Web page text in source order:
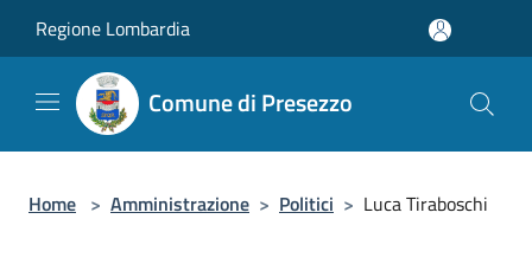
Regione Lombardia
Comune di Presezzo
Home > Amministrazione > Politici > Luca Tiraboschi